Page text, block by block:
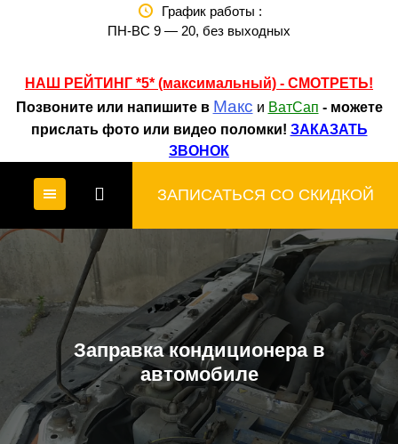
График работы :
ПН-ВС 9 — 20, без выходных
НАШ РЕЙТИНГ *5* (максимальный) - СМОТРЕТЬ!
Позвоните или напишите в Макс и ВатСап - можете
прислать фото или видео поломки! ЗАКАЗАТЬ
ЗВОНОК
ЗАПИСАТЬСЯ СО СКИДКОЙ
Заправка кондиционера в
автомобиле